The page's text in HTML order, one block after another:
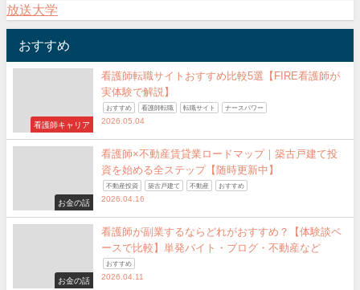
放送大学
おすすめ
看護師キャリア
看護師転職サイトおすすめ比較5選【FIRE看護師が
実体験で解説】
おすすめ 看護師転職 転職サイト ナースパワー
2026.05.04
お金の話
看護師×不動産賃貸業ロードマップ｜築古戸建て投
資を始める全ステップ【随時更新中】
不動産投資 築古戸建て 不動産 おすすめ
2026.04.16
お金の話
看護師が副業するならどれがおすすめ？【体験談ベ
ースで比較】単発バイト・ブログ・不動産など
おすすめ
2026.04.11